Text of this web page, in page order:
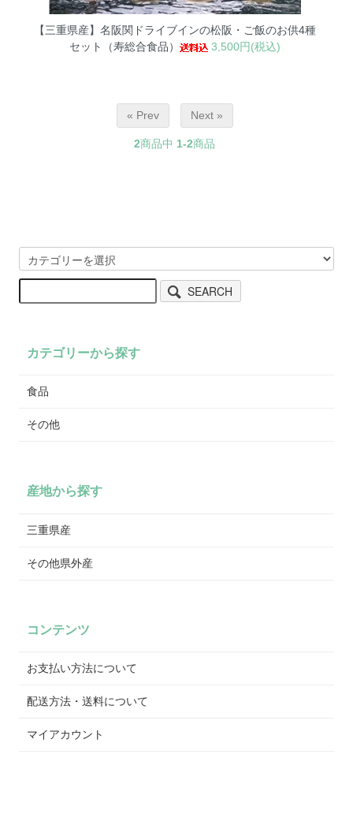
【三重県産】名阪関ドライブインの松阪・ご飯のお供4種
セット（寿総合食品）
3,500円(税込)
« Prev Next »
2商品中 1-2商品
SEARCH
カテゴリーから探す
食品
その他
産地から探す
三重県産
その他県外産
コンテンツ
お支払い方法について
配送方法・送料について
マイアカウント